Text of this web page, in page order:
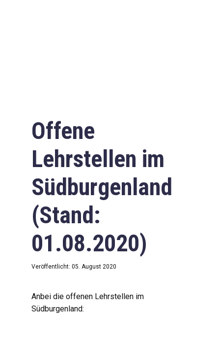
Offene
Lehrstellen im
Südburgenland
(Stand:
01.08.2020)
Veröffentlicht: 05. August 2020
Anbei die offenen Lehrstellen im
Südburgenland: